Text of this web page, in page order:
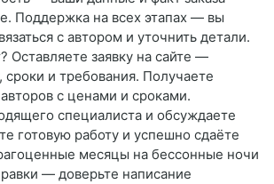
Поддержка на всех этапах — вы
с автором и уточнить детали.
Оставляете заявку на сайте —
сроки и требования. Получаете
с ценами и сроками.
специалиста и обсуждаете
готовую работу и успешно сдаёте
месяцы на бессонные ночи
— доверьте написание